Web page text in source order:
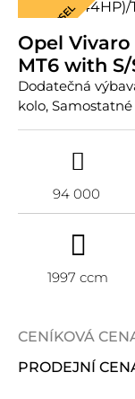
DIESEL
Opel Vivaro
MT6 with S/
Dodatečná
kolo,
94 000
1997 ccm
CENÍKOVÁ
PRODEJNÍ